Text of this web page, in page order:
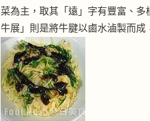
菜為主，取其「遠」字有豐富、多
牛展」則是將牛腱以鹵水滷製而